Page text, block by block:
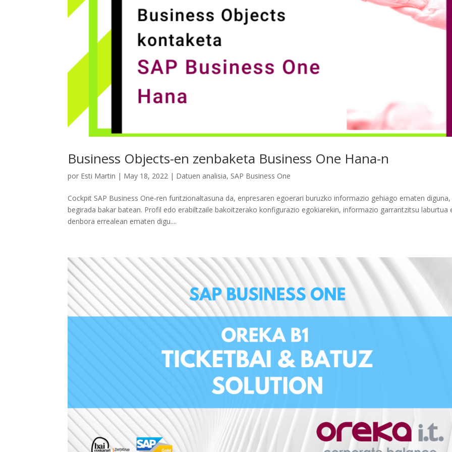
Business Objects-en zenbaketa Business One Hana-n
por Esti Martin | May 18, 2022 | Datuen analisia, SAP Business One
Cockpit SAP Business One-ren funtzionaltasuna da, enpresaren egoerari buruzko informazio gehiago ematen diguna,
begirada bakar batean. Profil edo erabiltzaile bakoitzerako konfigurazio egokiarekin, informazio garrantzitsu laburtua
denbora errealean ematen digu....